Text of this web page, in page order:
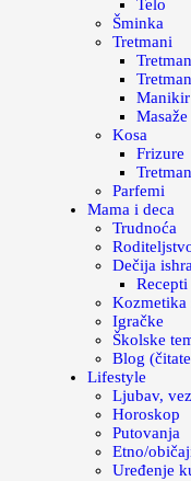
Telo
Šminka
Tretmani
Masaže
Kosa
Frizure
Parfemi
Mama i deca
Trudnoća
Dečija
Recepti
Kozmetika
Igračke
Školske
Blog
Lifestyle
Ljubav,
Horoskop
Putovanja
Etno/
Uređenje